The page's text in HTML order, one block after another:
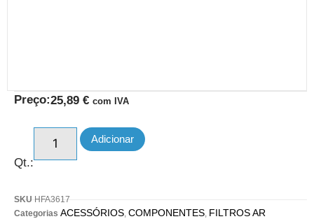
Preço:25,89 € com IVA
Qt.:
Adicionar
SKU HFA3617
Categorias ACESSÓRIOS, COMPONENTES, FILTROS AR